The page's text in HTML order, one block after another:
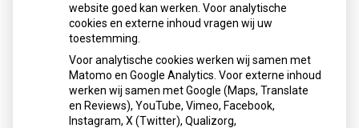
Alles over medicijnen
Betrouwbare informatie van de apotheker
Apotheek.nl
Alles over medicijnen.
Betrouwbare informatie van de
apotheker.
website goed kan werken. Voor analytische
cookies en externe inhoud vragen wij uw
toestemming.
Voor analytische cookies werken wij samen met
Matomo en Google Analytics. Voor externe inhoud
werken wij samen met Google (Maps, Translate
en Reviews), YouTube, Vimeo, Facebook,
Instagram, X (Twitter), Qualizorg,